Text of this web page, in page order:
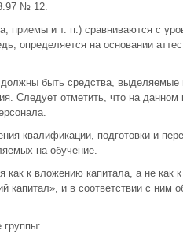
№ 12.
приемы и т. п.) сравниваются с
определяется на основании
быть средства, выделяемые
Следует отметить, что на данном
квалификации, подготовки и
на обучение.
к вложению капитала, а не как
капитал», и в соответствии с ним
группы: